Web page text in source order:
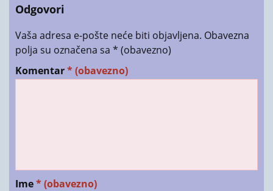
Odgovori
Vaša adresa e-pošte neće biti objavljena. Obavezna
polja su označena sa * (obavezno)
Komentar* (obavezno)
Ime* (obavezno)